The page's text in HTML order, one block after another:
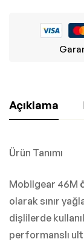
Açıklama
Ürün Tanımı
Mobilgear 46M
olarak sınır
dişlilerde
performanslı